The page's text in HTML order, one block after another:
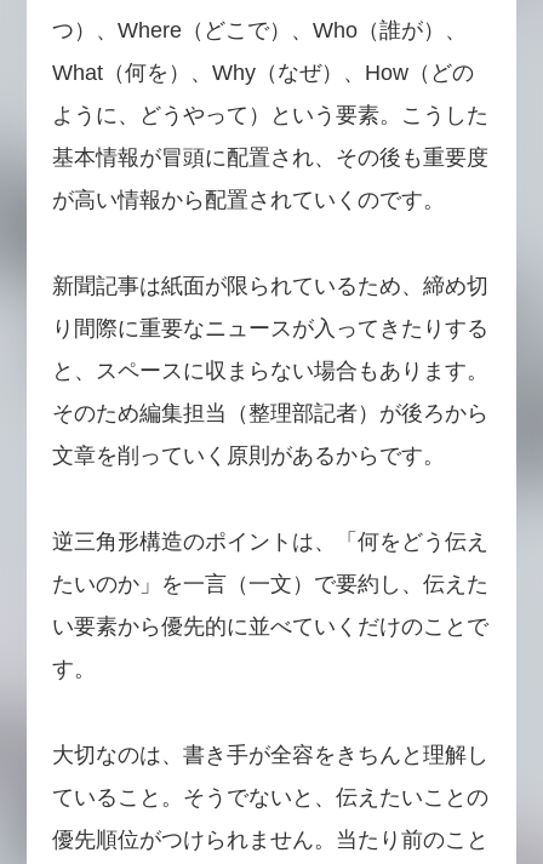
つ）、Where（どこで）、Who（誰が）、
What（何を）、Why（なぜ）、How（どの
ように、どうやって）という要素。こうした
基本情報が冒頭に配置され、その後も重要度
が高い情報から配置されていくのです。
新聞記事は紙面が限られているため、締め切
り間際に重要なニュースが入ってきたりする
と、スペースに収まらない場合もあります。
そのため編集担当（整理部記者）が後ろから
文章を削っていく原則があるからです。
逆三角形構造のポイントは、「何をどう伝え
たいのか」を一言（一文）で要約し、伝えた
い要素から優先的に並べていくだけのことで
す。
大切なのは、書き手が全容をきちんと理解し
ていること。そうでないと、伝えたいことの
優先順位がつけられません。当たり前のこと